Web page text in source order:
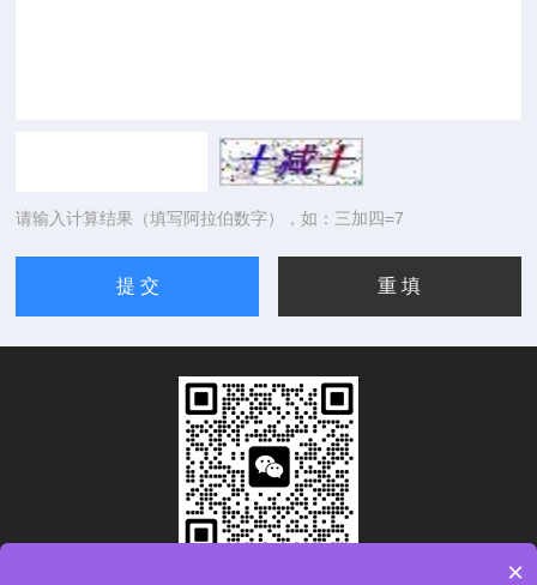
请输入计算结果（填写阿拉伯数字），如：三加四=7
×